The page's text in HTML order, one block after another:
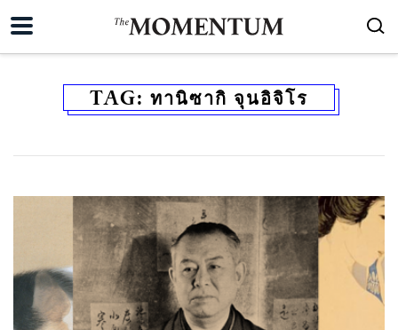
TAG: ทานิซากิ จุนอิจิโร